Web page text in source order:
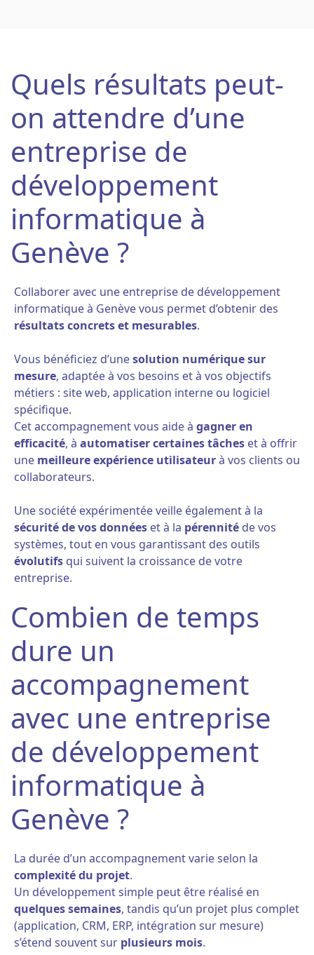
Quels résultats peut-
on attendre d’une
entreprise de
développement
informatique à
Genève ?
Collaborer avec une entreprise de développement
informatique à Genève vous permet d’obtenir des
résultats concrets et mesurables.
Vous bénéficiez d’unesolution numérique sur
mesure, adaptée à vos besoins et à vos objectifs
métiers : site web, application interne ou logiciel
spécifique.
Cet accompagnement vous aide à gagner en
efficacité, à automatiser certaines tâches et à offrir
une meilleure expérience utilisateurà vos clients ou
collaborateurs.
Une société expérimentée veille également à la
sécurité de vos données et à la pérennité de vos
systèmes, tout en vous garantissant des outils
évolutifs qui suivent la croissance de votre
entreprise.
Combien de temps
dure un
accompagnement
avec une entreprise
de développement
informatique à
Genève ?
La durée d’un accompagnement varie selon la
complexité du projet.
Un développement simple peut être réalisé en
quelques semaines, tandis qu’un projet plus complet
(application, CRM, ERP, intégration sur mesure)
s’étend souvent sur plusieurs mois.